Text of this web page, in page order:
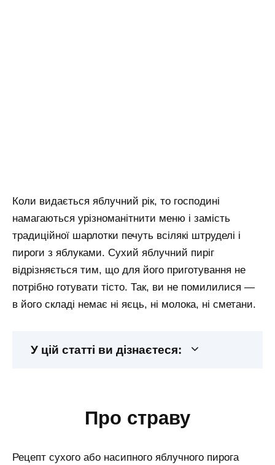
Коли видається яблучний рік, то господині
намагаються урізноманітнити меню і замість
традиційної шарлотки печуть всілякі штруделі і
пироги з яблуками. Сухий яблучний пиріг
відрізняється тим, що для його приготування не
потрібно готувати тісто. Так, ви не помилилися —
в його складі немає ні яєць, ні молока, ні сметани.
У цій статті ви дізнаєтеся:
про страву
Рецепт сухого або насипного яблучного пирога